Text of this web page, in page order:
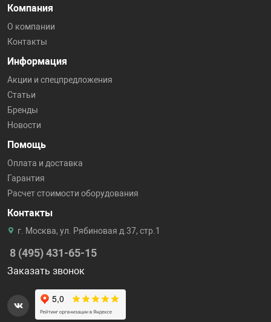
Компания
О компании
Контакты
Информация
Акции и спецпредложения
Статьи
Бренды
Новости
Помощь
Оплата и доставка
Гарантия
Расчет стоимости оборудования
Контакты
г. Москва, ул. Рябиновая д.37, стр.1
8 (495) 431-65-15
Заказать звонок